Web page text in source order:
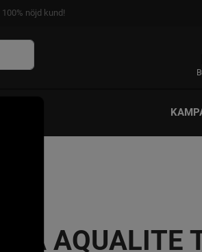
100% nöjd kund!
AQUALITE